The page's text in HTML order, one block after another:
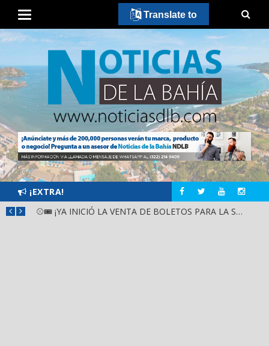
¡EXTRA!
⚾🎟️ ¡YA INICIÓ LA VENTA DE BOLETOS PARA LA SERIE DEL CARIBE KIDS NAYARIT 2026!
Translate to